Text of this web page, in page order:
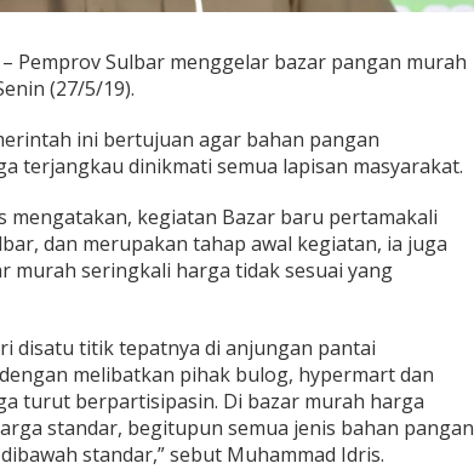
– Pemprov Sulbar menggelar bazar pangan murah
(27/5/19).
ini bertujuan agar bahan pangan
terjangkau dinikmati semua lapisan masyarakat.
mengatakan, kegiatan Bazar baru pertamakali
dan merupakan tahap awal kegiatan, ia juga
murah seringkali harga tidak sesuai yang
disatu titik tepatnya di anjungan pantai
melibatkan pihak bulog, hypermart dan
turut berpartisipasin. Di bazar murah harga
standar, begitupun semua jenis bahan pangan
standar,” sebut Muhammad Idris.